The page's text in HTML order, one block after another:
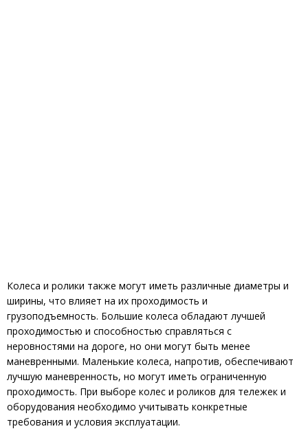
Колеса и ролики также могут иметь различные диаметры и
ширины, что влияет на их проходимость и
грузоподъемность. Большие колеса обладают лучшей
проходимостью и способностью справляться с
неровностями на дороге, но они могут быть менее
маневренными. Маленькие колеса, напротив, обеспечивают
лучшую маневренность, но могут иметь ограниченную
проходимость. При выборе колес и роликов для тележек и
оборудования необходимо учитывать конкретные
требования и условия эксплуатации.